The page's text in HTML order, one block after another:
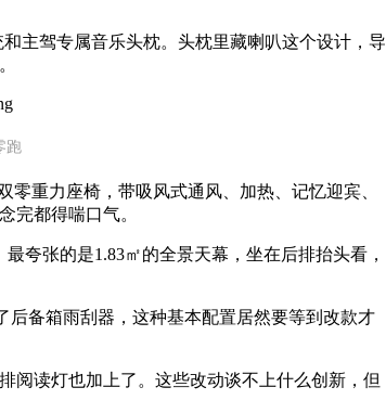
主驾专属音乐头枕。头枕里藏喇叭这个设计，导
跑
重力座椅，带吸风式通风、加热、记忆迎宾、
完都得喘口气。
夸张的是1.83㎡的全景天幕，坐在后排抬头看，
后备箱雨刮器，这种基本配置居然要等到改款才
阅读灯也加上了。这些改动谈不上什么创新，但